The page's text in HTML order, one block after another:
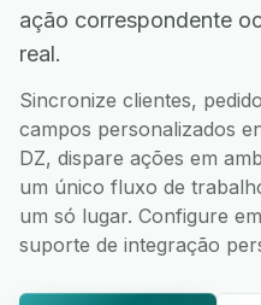
ação correspondente
real.
Sincronize clientes,
campos personalizados
DZ, dispare ações em
um único fluxo de
um só lugar. Configure
suporte de integração